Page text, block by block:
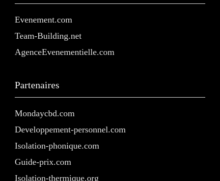
Evenement.com
Team-Building.net
AgenceEvenementielle.com
Partenaires
Mondaycbd.com
Developpement-personnel.com
Isolation-phonique.com
Guide-prix.com
Isolation-thermique.org